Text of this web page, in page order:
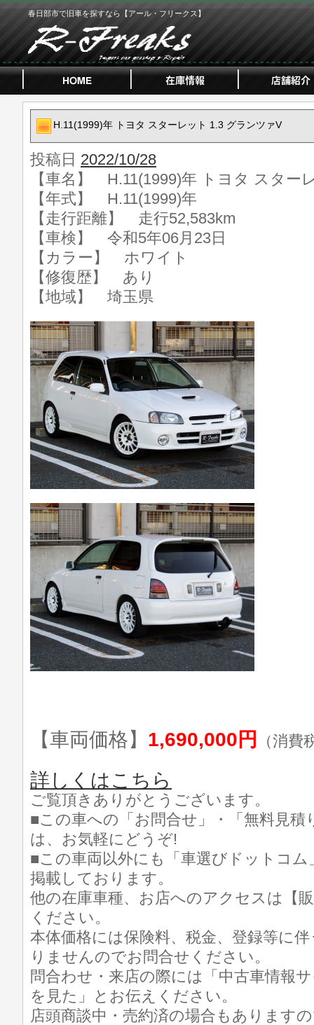
春日部市で旧車を探すなら【アール・フリークス】
H.11(1999)年 トヨタ スターレット 1.3 グランツァV
投稿日 2022/10/28
【車名】 H.11(1999)年 トヨタ スター
【年式】 H.11(1999)年
【走行距離】 走行52,583km
【車検】 令和5年06月23日
【カラー】 ホワイト
【修復歴】 あり
【地域】 埼玉県
【車両価格】 1,690,000円 （消費
詳しくはこちら
ご覧頂きありがとうございます。
■この車への「お問合せ」・「無料見積
は、お気軽にどうぞ!
■この車両以外にも「車選びドットコ
掲載しております。
他の在庫車種、お店へのアクセスは【
ください。
本体価格には保険料、税金、登録等に
りませんのでお問合せください。
問合わせ・来店の際には「中古車情報
を見た」とお伝えください。
店頭商談中・売約済の場合もあります